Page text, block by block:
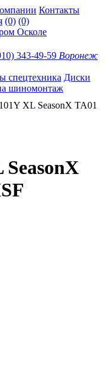
Контакты
(0) (0)
343-49-59 Воронеж
спецтехника Диски
шиномонтаж
XL SeasonX TA01
SeasonX